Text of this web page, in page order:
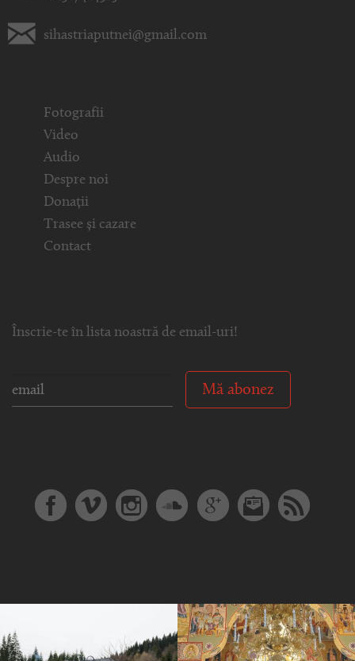
sihastriaputnei@gmail.com
Fotografii
Video
Audio
Despre noi
Donații
Trasee și cazare
Contact
Înscrie-te în lista noastră de email-uri!
Mă abonez